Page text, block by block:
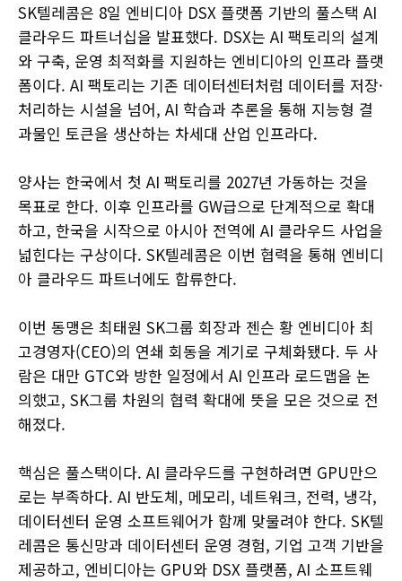
SK텔레콤은 8일 엔비디아 DSX 플랫폼 기반의 풀스택 AI
클라우드 파트너십을 발표했다. DSX는 AI 팩토리의 설계
와 구축, 운영 최적화를 지원하는 엔비디아의 인프라 플랫
폼이다. AI 팩토리는 기존 데이터센터처럼 데이터를 저장·
처리하는 시설을 넘어, AI 학습과 추론을 통해 지능형 결
과물인 토큰을 생산하는 차세대 산업 인프라다.
양사는 한국에서 첫 AI 팩토리를 2027년 가동하는 것을
목표로 한다. 이후 인프라를 GW급으로 단계적으로 확대
하고, 한국을 시작으로 아시아 전역에 AI 클라우드 사업을
넓힌다는 구상이다. SK텔레콤은 이번 협력을 통해 엔비디
아 클라우드 파트너에도 합류한다.
이번 동맹은 최태원 SK그룹 회장과 젠슨 황 엔비디아 최
고경영자(CEO)의 연쇄 회동을 계기로 구체화됐다. 두 사
람은 대만 GTC와 방한 일정에서 AI 인프라 로드맵을 논
의했고, SK그룹 차원의 협력 확대에 뜻을 모은 것으로 전
해졌다.
핵심은 풀스택이다. AI 클라우드를 구현하려면 GPU만으
로는 부족하다. AI 반도체, 메모리, 네트워크, 전력, 냉각,
데이터센터 운영 소프트웨어가 함께 맞물려야 한다. SK텔
레콤은 통신망과 데이터센터 운영 경험, 기업 고객 기반을
제공하고, 엔비디아는 GPU와 DSX 플랫폼, AI 소프트웨